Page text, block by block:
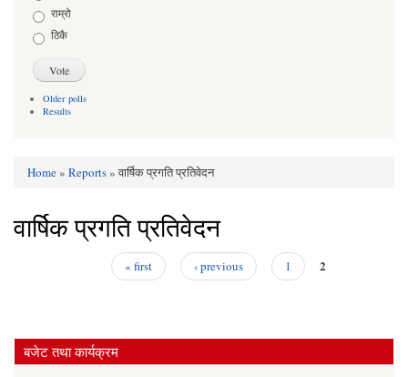
राम्रो
ठिकै
Older polls
Results
You are here
Home» Reports» वार्षिक प्रगति प्रतिवेदन
वार्षिक प्रगति प्रतिवेदन
« first ‹ previous 1 2
बजेट तथा कार्यक्रम